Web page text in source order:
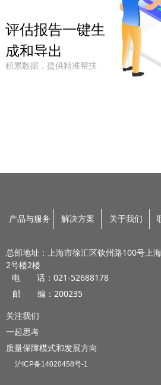
积累数据，提供精准帮扶
评估报告一键生
成和导出
产品与服务 解决方案 关于我们
沪ICP备14020458号-1
总部地址：上海市徐汇区钦州路100号上
2号楼2楼
电 话：021-52688178
邮 编：200235
质量保障模式和发展方向
关注我们
一起思考